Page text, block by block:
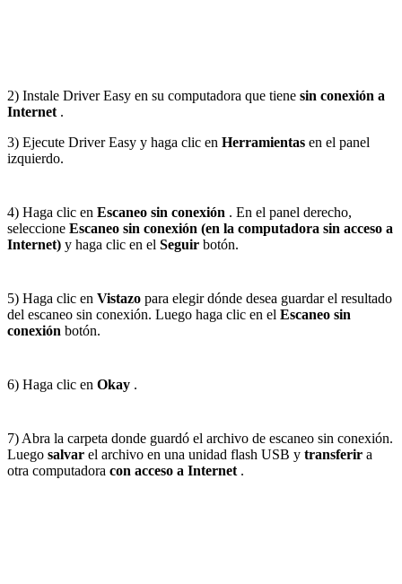
2) Instale Driver Easy en su computadora que tiene sin conexión a
Internet .
3) Ejecute Driver Easy y haga clic en Herramientas en el panel
izquierdo.
4) Haga clic en Escaneo sin conexión . En el panel derecho,
seleccione Escaneo sin conexión (en la computadora sin acceso a
Internet) y haga clic en el Seguir botón.
5) Haga clic en Vistazo para elegir dónde desea guardar el resultado
del escaneo sin conexión. Luego haga clic en el Escaneo sin
conexión botón.
6) Haga clic en Okay .
7) Abra la carpeta donde guardó el archivo de escaneo sin conexión.
Luego salvar el archivo en una unidad flash USB y transferir a
otra computadora con acceso a Internet .